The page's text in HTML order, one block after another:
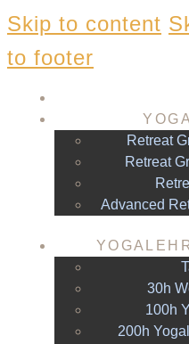
Skip to content
to footer
Retreat
Retreat
Advanced
30h
100h
200h